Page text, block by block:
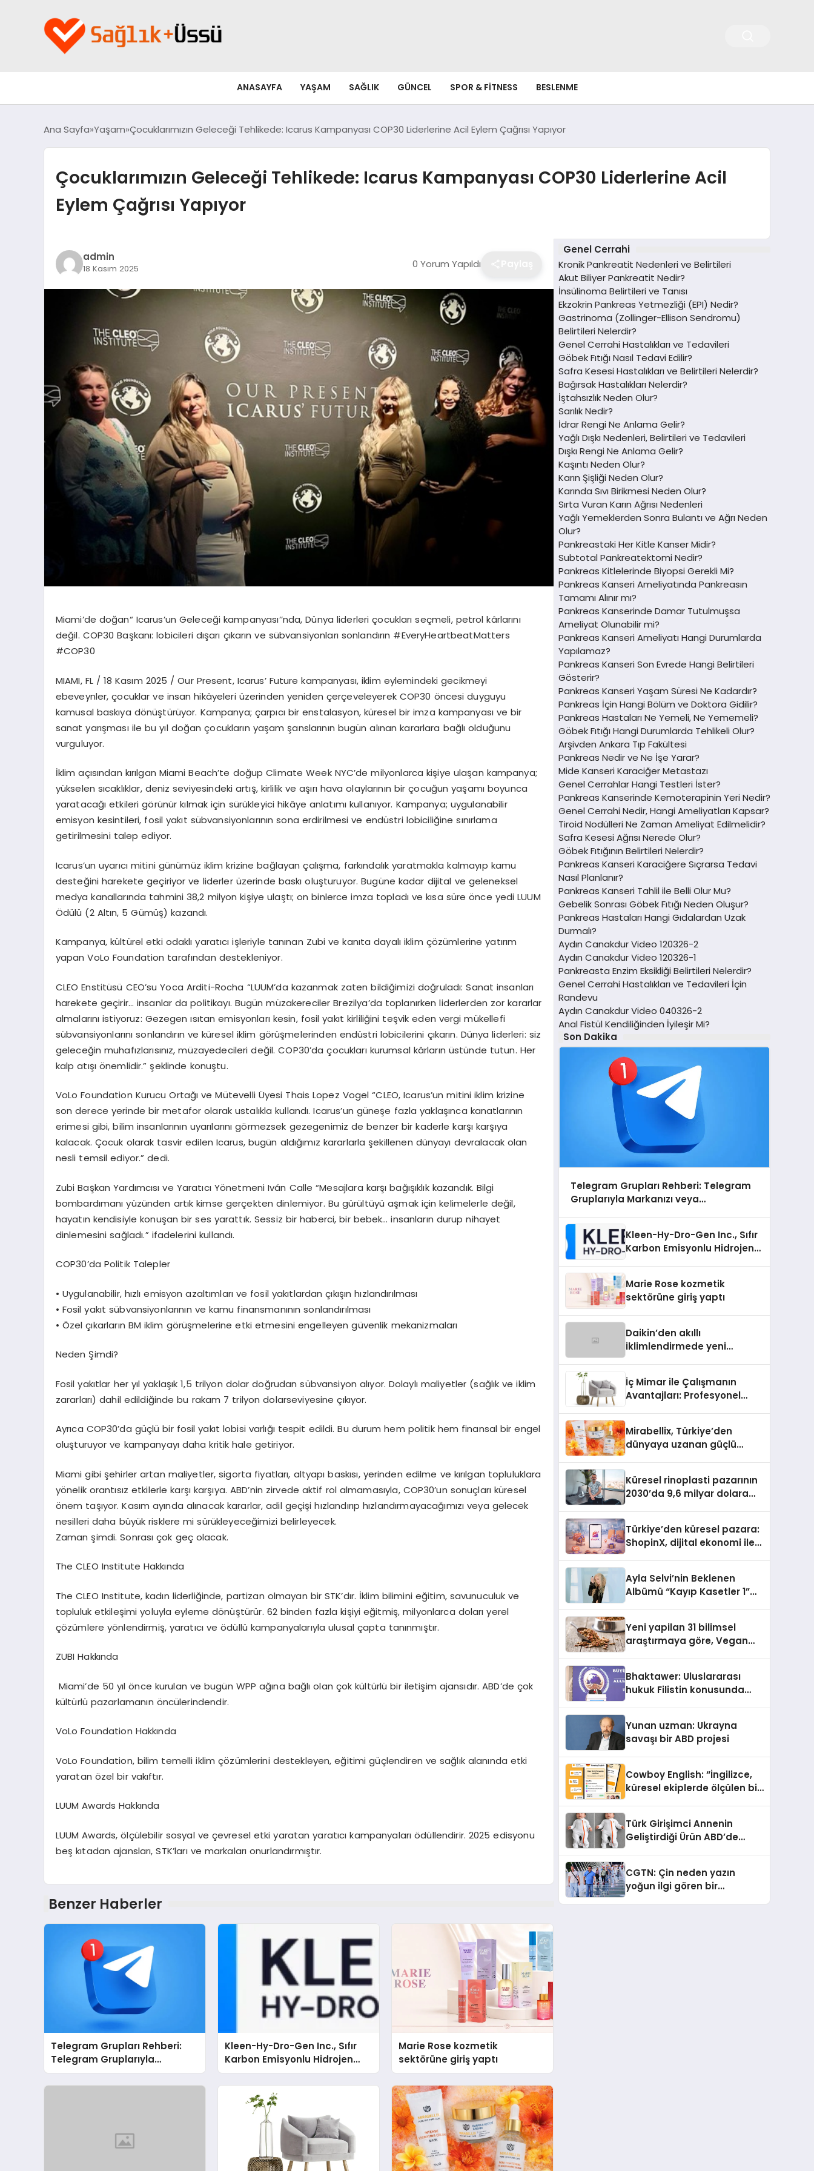
ANASAYFA YAŞAM SAĞLIK GÜNCEL SPOR & FITNESS BESLENME
Ana Sayfa Yaşam Çocuklarımızın Geleceği Tehlikede: Icarus Kampanyası COP30 Liderlerine Acil Eylem Çağrısı Yapıyor
Çocuklarımızın Geleceği Tehlikede: Icarus Kampanyası COP30 Liderlerine Acil
Eylem Çağrısı Yapıyor
admin
18 Kasım 2025 0 Yorum Yapıldı
Miami’de doğan“ Icarus’un Geleceği kampanyası’’nda, Dünya liderleri çocukları seçmeli, petrol kârlarını
değil. COP30 Başkanı: lobicileri dışarı çıkarın ve sübvansiyonları sonlandırın #EveryHeartbeatMatters
#COP30
MIAMI, FL / 18 Kasım 2025 / Our Present, Icarus’ Future kampanyası, iklim eylemindeki gecikmeyi
ebeveynler, çocuklar ve insan hikâyeleri üzerinden yeniden çerçeveleyerek COP30 öncesi duyguyu
kamusal baskıya dönüştürüyor. Kampanya; çarpıcı bir enstalasyon, küresel bir imza kampanyası ve bir
sanat yarışması ile bu yıl doğan çocukların yaşam şanslarının bugün alınan kararlara bağlı olduğunu
vurguluyor.
İklim açısından kırılgan Miami Beach’te doğup Climate Week NYC’de milyonlarca kişiye ulaşan kampanya;
yükselen sıcaklıklar, deniz seviyesindeki artış, kirlilik ve aşırı hava olaylarının bir çocuğun yaşamı boyunca
yaratacağı etkileri görünür kılmak için sürükleyici hikâye anlatımı kullanıyor. Kampanya; uygulanabilir
emisyon kesintileri, fosil yakıt sübvansiyonlarının sona erdirilmesi ve endüstri lobiciliğine sınırlama
getirilmesini talep ediyor.
Icarus’un uyarıcı mitini günümüz iklim krizine bağlayan çalışma, farkındalık yaratmakla kalmayıp kamu
desteğini harekete geçiriyor ve liderler üzerinde baskı oluşturuyor. Bugüne kadar dijital ve geleneksel
medya kanallarında tahmini 38,2 milyon kişiye ulaştı; on binlerce imza topladı vekısa süreönce yedi LUUM
Ödülü (2 Altın, 5 Gümüş) kazandı.
Kampanya, kültürel etki odaklı yaratıcı işleriyle tanınan Zubi ve kanıta dayalı iklim çözümlerine yatırım
yapan VoLo Foundation tarafından destekleniyor.
CLEO Enstitüsü CEO’su Yoca Arditi-Rocha “LUUM’da kazanmak zaten bildiğimizi doğruladı: Sanat insanları
harekete geçirir… insanlar da politikayı. Bugün müzakereciler Brezilya’da toplanırken liderlerden zor kararlar
almalarını istiyoruz: Gezegen ısıtan emisyonları kesin, fosil yakıt kirliliğini teşvik eden vergi mükellefi
sübvansiyonlarını sonlandırın ve küresel iklim görüşmelerinden endüstri lobicilerini çıkarın. Dünya liderleri: siz
geleceğin muhafızlarısınız, müzayedecileri değil. COP30’daçocukları kurumsal kârların üstünde tutun. Her
kalp atışı önemlidir.” şeklinde konuştu.
VoLo Foundation Kurucu Ortağı ve Mütevelli Üyesi Thais Lopez Vogel“CLEO, Icarus’un mitini iklim krizine
son derece yerinde bir metafor olarak ustalıkla kullandı. Icarus’un güneşe fazla yaklaşınca kanatlarının
erimesi gibi, bilim insanlarının uyarılarını görmezsek gezegenimiz de benzer bir kaderle karşı karşıya
kalacak. Çocuk olarak tasvir edilen Icarus, bugün aldığımız kararlarla şekillenen dünyayı devralacak olan
nesli temsil ediyor.” dedi.
Zubi Başkan Yardımcısı ve Yaratıcı Yönetmeni Iván Calle“Mesajlara karşı bağışıklık kazandık. Bilgi
bombardımanı yüzünden artık kimse gerçekten dinlemiyor. Bu gürültüyü aşmak için kelimelerle değil,
hayatın kendisiyle konuşan bir ses yarattık. Sessiz bir haberci, bir bebek… insanların durup nihayet
dinlemesini sağladı.” ifadelerini kullandı.
COP30’da Politik Talepler
• Uygulanabilir, hızlı emisyon azaltımları ve fosil yakıtlardan çıkışın hızlandırılması
• Fosil yakıt sübvansiyonlarının ve kamu finansmanının sonlandırılması
• Özel çıkarların BM iklim görüşmelerine etki etmesini engelleyen güvenlik mekanizmaları
Neden Şimdi?
Fosil yakıtlar her yıl yaklaşık1,5 trilyon dolar doğrudan sübvansiyon alıyor. Dolaylı maliyetler (sağlık ve iklim
zararları) dahil edildiğinde bu rakam 7 trilyon dolarseviyesine çıkıyor.
Ayrıca COP30’da güçlü bir fosil yakıt lobisi varlığı tespit edildi. Bu durum hem politik hem finansal bir engel
oluşturuyor ve kampanyayı daha kritik hale getiriyor.
Miami gibi şehirler artan maliyetler, sigorta fiyatları, altyapı baskısı, yerinden edilme ve kırılgan topluluklara
yönelik orantısız etkilerle karşı karşıya. ABD’nin zirvede aktif rol almamasıyla, COP30’un sonuçları küresel
önem taşıyor. Kasım ayında alınacak kararlar, adil geçişi hızlandırıp hızlandırmayacağımızı veya gelecek
nesilleri daha büyük risklere mi sürükleyeceğimizi belirleyecek.
Zaman şimdi. Sonrası çok geç olacak.
The CLEO Institute Hakkında
The CLEO Institute, kadın liderliğinde, partizan olmayan bir STK’dır. İklim bilimini eğitim, savunuculuk ve
topluluk etkileşimi yoluyla eyleme dönüştürür. 62 binden fazla kişiyi eğitmiş, milyonlarca doları yerel
çözümlere yönlendirmiş, yaratıcı veödüllü kampanyalarıyla ulusal çapta tanınmıştır.
ZUBI Hakkında
Miami’de 50 yılönce kurulan ve bugün WPP ağına bağlı olan çok kültürlü bir iletişim ajansıdır. ABD’de çok
kültürlü pazarlamanın öncülerindendir.
VoLo Foundation Hakkında
VoLo Foundation, bilim temelli iklim çözümlerini destekleyen, eğitimi güçlendiren ve sağlık alanında etki
yaratan özel bir vakıftır.
LUUM Awards Hakkında
LUUM Awards,ölçülebilir sosyal ve çevresel etki yaratan yaratıcı kampanyaları ödüllendirir. 2025 edisyonu
beş kıtadan ajansları, STK’ları ve markaları onurlandırmıştır.
Benzer Haberler
Telegram Grupları Rehberi:
Telegram Gruplarıyla
Markanızı veya Topluluğunuzu
Tanıtın
Kleen-Hy-Dro-Gen Inc., Sıfır
Karbon Emisyonlu Hidrojen
Isıtma Teknolojisinde ISO ve
TSSA Düzenleyici Onaylarını
Marie Rose kozmetik
sektörüne giriş yaptı
Genel Cerrahi
Kronik Pankreatit Nedenleri ve Belirtileri
Akut Biliyer Pankreatit Nedir?
İnsülinoma Belirtileri ve Tanısı
Ekzokrin Pankreas Yetmezliği (EPI) Nedir?
Gastrinoma (Zollinger-Ellison Sendromu)
Belirtileri Nelerdir?
Genel Cerrahi Hastalıkları ve Tedavileri
Göbek Fıtığı Nasıl Tedavi Edilir?
Safra Kesesi Hastalıkları ve Belirtileri Nelerdir?
Bağırsak Hastalıkları Nelerdir?
İştahsızlık Neden Olur?
Sarılık Nedir?
İdrar Rengi Ne Anlama Gelir?
Yağlı Dışkı Nedenleri, Belirtileri ve Tedavileri
Dışkı Rengi Ne Anlama Gelir?
Kaşıntı Neden Olur?
Karın Şişliği Neden Olur?
Karında Sıvı Birikmesi Neden Olur?
Sırta Vuran Karın Ağrısı Nedenleri
Yağlı Yemeklerden Sonra Bulantı ve Ağrı Neden
Olur?
Pankreastaki Her Kitle Kanser Midir?
Subtotal Pankreatektomi Nedir?
Pankreas Kitlelerinde Biyopsi Gerekli Mi?
Pankreas Kanseri Ameliyatında Pankreasın
Tamamı Alınır mı?
Pankreas Kanserinde Damar Tutulmuşsa
Ameliyat Olunabilir mi?
Pankreas Kanseri Ameliyatı Hangi Durumlarda
Yapılamaz?
Pankreas Kanseri Son Evrede Hangi Belirtileri
Gösterir?
Pankreas Kanseri Yaşam Süresi Ne Kadardır?
Pankreas İçin Hangi Bölüm ve Doktora Gidilir?
Pankreas Hastaları Ne Yemeli, Ne Yememeli?
Göbek Fıtığı Hangi Durumlarda Tehlikeli Olur?
Arşivden Ankara Tıp Fakültesi
Pankreas Nedir ve Ne İşe Yarar?
Mide Kanseri Karaciğer Metastazı
Genel Cerrahlar Hangi Testleri İster?
Pankreas Kanserinde Kemoterapinin Yeri Nedir?
Genel Cerrahi Nedir, Hangi Ameliyatları Kapsar?
Tiroid Nodülleri Ne Zaman Ameliyat Edilmelidir?
Safra Kesesi Ağrısı Nerede Olur?
Göbek Fıtığının Belirtileri Nelerdir?
Pankreas Kanseri Karaciğere Sıçrarsa Tedavi
Nasıl Planlanır?
Pankreas Kanseri Tahlil ile Belli Olur Mu?
Gebelik Sonrası Göbek Fıtığı Neden Oluşur?
Pankreas Hastaları Hangi Gıdalardan Uzak
Durmalı?
Aydın Canakdur Video 120326-2
Aydın Canakdur Video 120326-1
Pankreasta Enzim Eksikliği Belirtileri Nelerdir?
Genel Cerrahi Hastalıkları ve Tedavileri İçin
Randevu
Aydın Canakdur Video 040326-2
Anal Fistül Kendiliğinden İyileşir Mi?
Son Dakika
Telegram Grupları Rehberi: Telegram
Gruplarıyla Markanızı veya
Kleen-Hy-Dro-Gen Inc., Sıfır
Karbon Emisyonlu Hidrojen
Aldı
Marie Rose kozmetik
sektörüne giriş yaptı
Daikin’den akıllı
iklimlendirmede yeni
İç Mimar ile Çalışmanın
Avantajları: Profesyonel
Mirabellix, Türkiye’den
dünyaya uzanan güçlü
Küresel rinoplasti pazarının
2030’da 9,6 milyar dolara
Türkiye’den küresel pazara:
ShopinX, dijital ekonomi ile
Ayla Selvi’nin Beklenen
Albümü “Kayıp Kasetler 1”
Yeni yapilan 31 bilimsel
araştırmaya göre, Vegan
Sindirildiğini Ortaya Koydu
Bhaktawer: Uluslararası
hukuk Filistin konusunda
Yunan uzman: Ukrayna
savaşı bir ABD projesi
Cowboy English: “İngilizce,
küresel ekiplerde ölçülen bir
Türk Girişimci Annenin
Geliştirdiği Ürün ABD’de
Açısı Getiriyor.
CGTN: Çin neden yazın
yoğun ilgi gören bir